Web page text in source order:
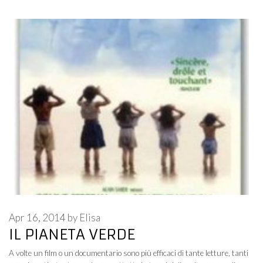
IL PIANETA VERDE
Apr 16, 2014 by Elisa
A volte un film o un documentario sono più efficaci di tante letture, tanti